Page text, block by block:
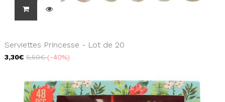
Serviettes Princesse - Lot de 20
3,30€ 5,50€ -40%